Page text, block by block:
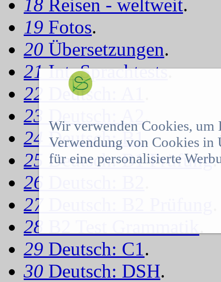
18 Reisen - weltweit.
19 Fotos.
20 Übersetzungen.
21Int. Sprachtests.
22
Deutsch: A1
23 Deutsch: A2 .
24 Deutsch: B1.
25 Deutsch: B1 Prüfung.
26
27
28
29 Deutsch: C1.
30 Deutsch: DSH.
Wir verwenden Cookies,
Verwendung von Cookies in
für eine personalisierte